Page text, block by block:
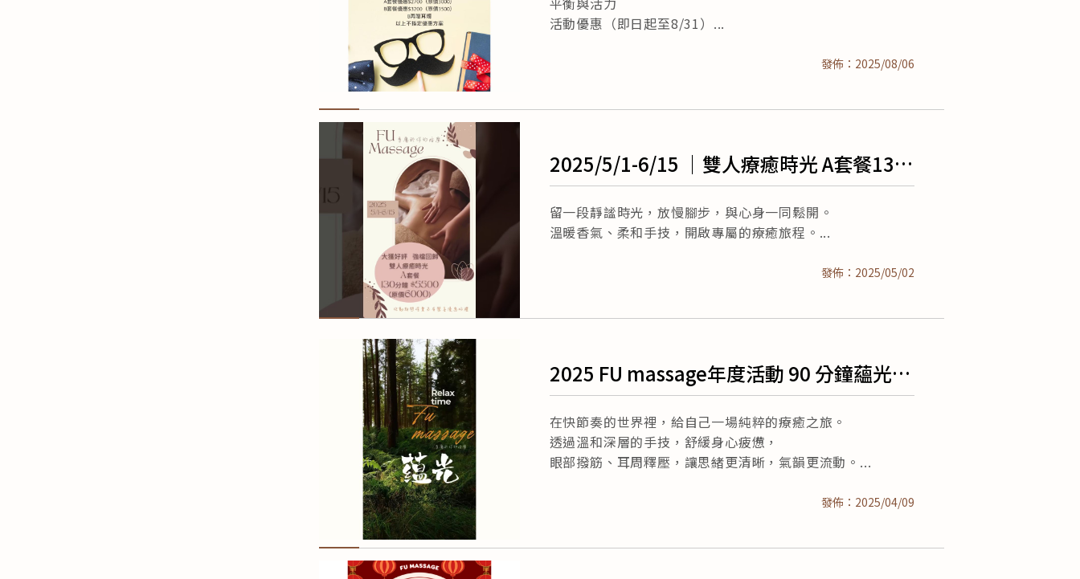
發佈：2025/08/06
活動優惠（即日起至8/31）
2025/5/1-6/15 ｜雙人療癒時光 A套餐130
分｜
發佈：2025/05/02
留一段靜謐時光，放慢腳步，與心身一同鬆開。
溫暖香氣、柔和手技，開啟專屬的療癒旅程。
2025 FU massage年度活動 90 分鐘蘊光深
度舒緩
發佈：2025/04/09
在快節奏的世界裡，給自己一場純粹的療癒之旅。
透過溫和深層的手技，舒緩身心疲憊，
眼部撥筋、耳周釋壓，讓思緒更清晰，氣韻更流動。